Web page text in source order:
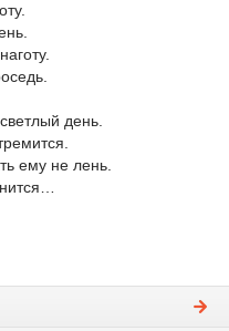
день.
ему не лень.